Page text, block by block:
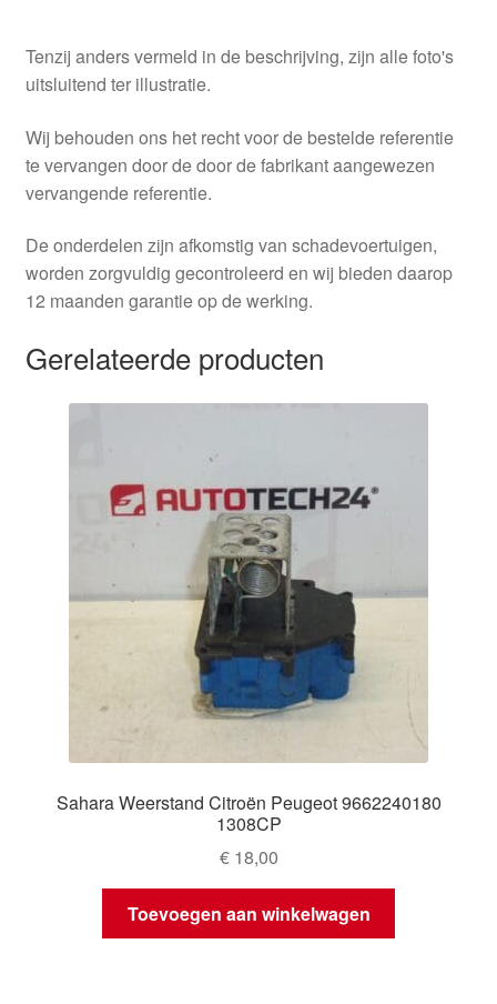
Tenzij anders vermeld in de beschrijving, zijn alle foto's
uitsluitend ter illustratie.
Wij behouden ons het recht voor de bestelde referentie
te vervangen door de door de fabrikant aangewezen
vervangende referentie.
De onderdelen zijn afkomstig van schadevoertuigen,
worden zorgvuldig gecontroleerd en wij bieden daarop
12 maanden garantie op de werking.
Gerelateerde producten
Sahara Weerstand Citroën Peugeot 9662240180
1308CP
€18,00
Toevoegen aan winkelwagen